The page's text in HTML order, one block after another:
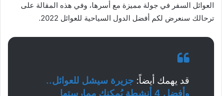
العوائل السفر في جولة مميزة مع أسرها، وفي هذه المقالة على
ترحالك سنعرض لكم أفضل الدول السياحية للعوائل 2022.
قد يهمك أيضاً: جزيرة سيشل للعوائل..
وأفضل 4 أنشطة يُمكنك ممارستها